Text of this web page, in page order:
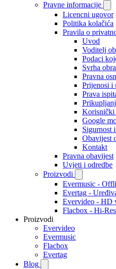
Pravne informacije
Licencni ugovor
Politika kolačića
Pravila o
Uvod
Voditelj
Podaci
Svrha
Pravna
Prijenosi i
Prava
Korisnički
Google
Sigurnost
Obavijest
Kontakt
Pravna obavijest
Uvjeti i odredbe
Proizvodi
Evermusic -
Evertag -
Evervideo - HD
Flacbox - Hi-
Proizvodi
Evervideo
Evermusic
Flacbox
Evertag
Blog